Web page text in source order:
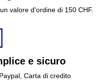
valore d'ordine di 150 CHF.
e sicuro
Carta di credito